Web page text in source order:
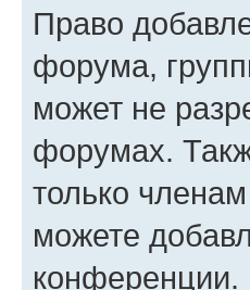
Право
форума,
может не
форумах.
только
можете
конференции.